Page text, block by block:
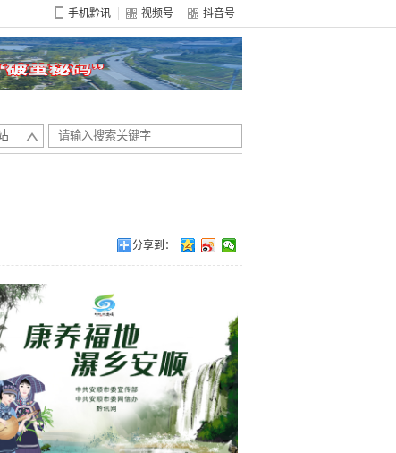
手机黔讯 视频号 抖音号
分享到：